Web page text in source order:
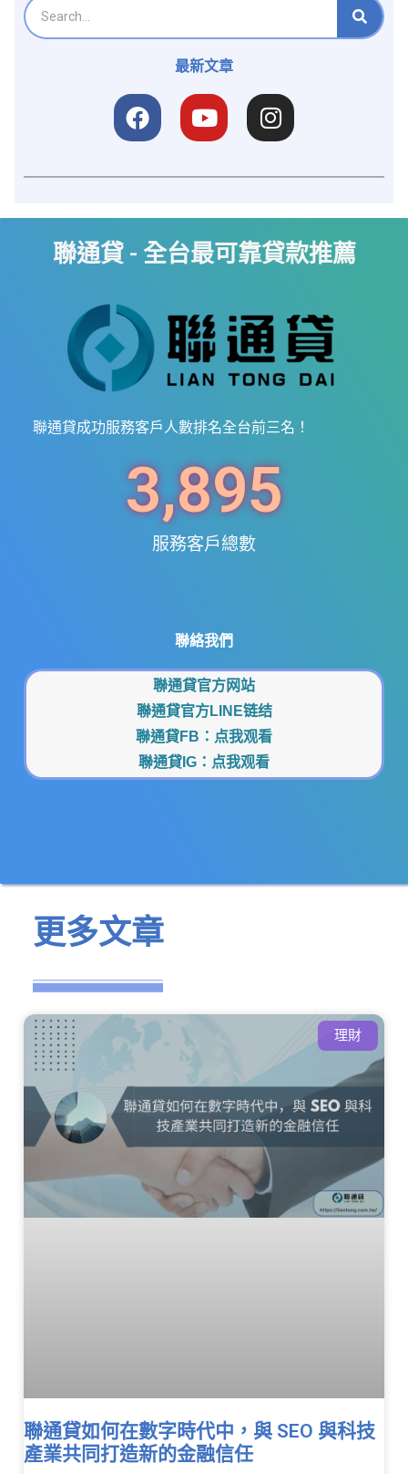
最新文章
聯通貸 - 全台最可靠貸款推薦
聯通貸成功服務客戶人數排名全台前三名！
服務客戶總數
3,895
聯絡我們
聯通貸官方网站
聯通貸官方LINE链结
聯通貸FB： 点我观看
聯通貸IG： 点我观看
更多文章
理財
聯通貸如何在數字時代中，與 SEO 與科技
產業共同打造新的金融信任